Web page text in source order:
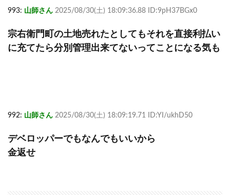
993: 山師さん 2025/08/30(土) 18:09:36.88 ID:9pH37BGx0
宗右衛門町の土地売れたとしてもそれを直接利払い
に充てたら分別管理出来てないってことになる気も
992: 山師さん 2025/08/30(土) 18:09:19.71 ID:YI/ukhD50
デベロッパーでもなんでもいいから
金返せ